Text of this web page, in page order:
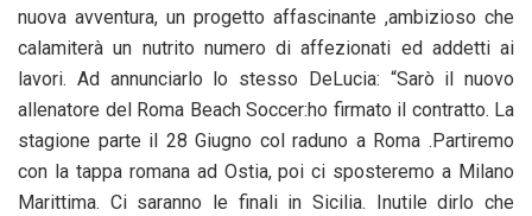
nuova avventura, un progetto affascinante ,ambizioso che
calamiterà un nutrito numero di affezionati ed addetti ai
lavori. Ad annunciarlo lo stesso DeLucia: “Sarò il nuovo
allenatore del Roma Beach Soccer:ho firmato il contratto. La
stagione parte il 28 Giugno col raduno a Roma .Partiremo
con la tappa romana ad Ostia, poi ci sposteremo a Milano
Marittima. Ci saranno le finali in Sicilia. Inutile dirlo che